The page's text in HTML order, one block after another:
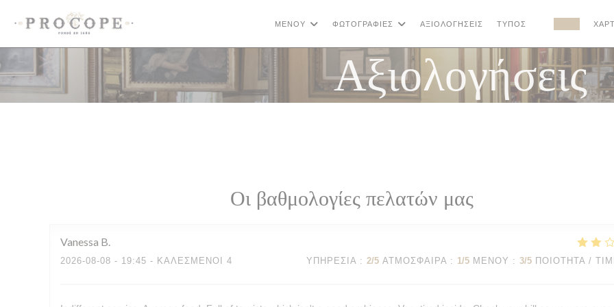
Πίνακας διαχείρισης "Μπισκότων" (Cookies)
ΜΕΝΟΎ ΦΩΤΟΓΡΑΦΊΕΣ ΑΞΙΟΛΟΓΉΣΕΙΣ
ΤΎΠΟΣ
((ΑΝΟΊΓΕΙ ΣΕ
Αξιολογήσεις
Οι βαθμολογίες πελατών μας
Vanessa B
2026-08-08 - 19:45 - ΚΑΛΕΣΜΈΝΟΙ 4 ΥΠΗΡΕΣΊΑ : 2/5 ΑΤΜΌΣΦΑΙΡΑ : 1/5 ΜΕΝΟΎ : 3/5 ΠΟΙΌΤΗΤΑ /